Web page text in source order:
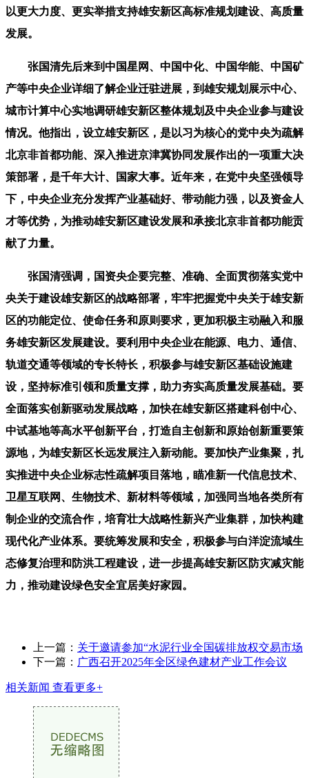
以更大力度、更实举措支持雄安新区高标准规划建设、高质量
发展。
张国清先后来到中国星网、中国中化、中国华能、中国矿
产等中央企业详细了解企业迁驻进展，到雄安规划展示中心、
城市计算中心实地调研雄安新区整体规划及中央企业参与建设
情况。他指出，设立雄安新区，是以习为核心的党中央为疏解
北京非首都功能、深入推进京津冀协同发展作出的一项重大决
策部署，是千年大计、国家大事。近年来，在党中央坚强领导
下，中央企业充分发挥产业基础好、带动能力强，以及资金人
才等优势，为推动雄安新区建设发展和承接北京非首都功能贡
献了力量。
张国清强调，国资央企要完整、准确、全面贯彻落实党中
央关于建设雄安新区的战略部署，牢牢把握党中央关于雄安新
区的功能定位、使命任务和原则要求，更加积极主动融入和服
务雄安新区发展建设。要利用中央企业在能源、电力、通信、
轨道交通等领域的专长特长，积极参与雄安新区基础设施建
设，坚持标准引领和质量支撑，助力夯实高质量发展基础。要
全面落实创新驱动发展战略，加快在雄安新区搭建科创中心、
中试基地等高水平创新平台，打造自主创新和原始创新重要策
源地，为雄安新区长远发展注入新动能。要加快产业集聚，扎
实推进中央企业标志性疏解项目落地，瞄准新一代信息技术、
卫星互联网、生物技术、新材料等领域，加强同当地各类所有
制企业的交流合作，培育壮大战略性新兴产业集群，加快构建
现代化产业体系。要统筹发展和安全，积极参与白洋淀流域生
态修复治理和防洪工程建设，进一步提高雄安新区防灾减灾能
力，推动建设绿色安全宜居美好家园。
上一篇： 关于邀请参加“水泥行业全国碳排放权交易市场
下一篇： 广西召开2025年全区绿色建材产业工作会议
相关新闻 查看更多+